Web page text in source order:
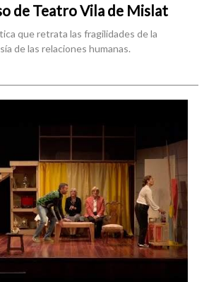
de Teatro Vila de Mislat
que retrata las fragilidades de la
de las relaciones humanas.